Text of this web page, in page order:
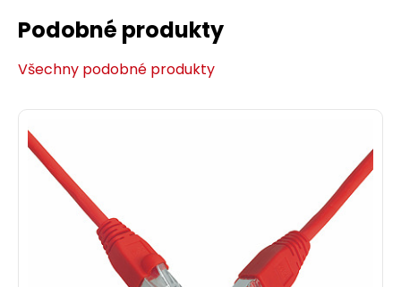
Podobné produkty
Všechny podobné produkty